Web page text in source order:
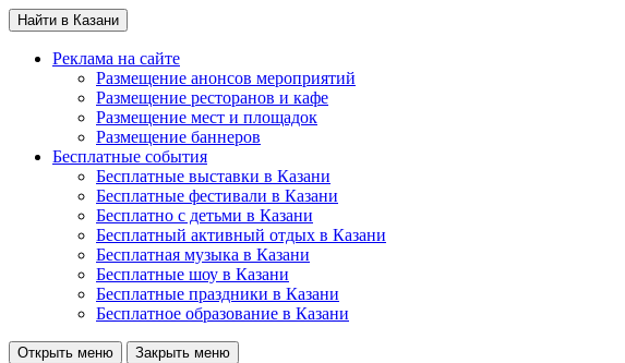
Найти в Казани
Реклама на сайте
Размещение анонсов мероприятий
Размещение ресторанов и кафе
Размещение мест и площадок
Размещение баннеров
Бесплатные события
Бесплатные выставки в Казани
Бесплатные фестивали в Казани
Бесплатно с детьми в Казани
Бесплатный активный отдых в Казани
Бесплатная музыка в Казани
Бесплатные шоу в Казани
Бесплатные праздники в Казани
Бесплатное образование в Казани
Открыть меню Закрыть меню